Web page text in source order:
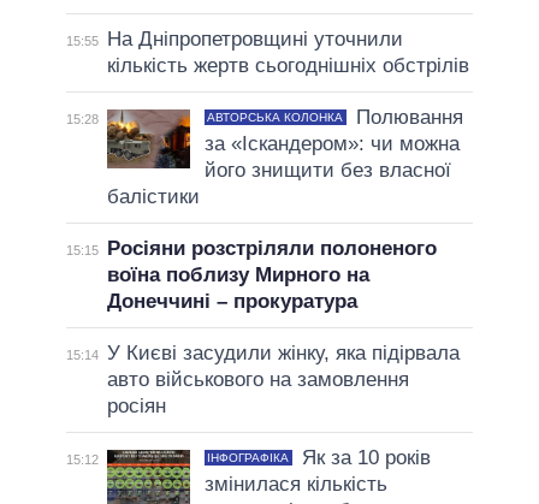
15:55
На Дніпропетровщині уточнили
кількість жертв сьогоднішніх обстрілів
15:28 АВТОРСЬКА КОЛОНКА
Полювання
за «Іскандером»: чи можна
його знищити без власної
балістики
15:15
Росіяни розстріляли полоненого
воїна поблизу Мирного на
Донеччині – прокуратура
15:14 У Києві засудили жінку, яка підірвала
авто військового на замовлення
росіян
15:12 ІНФОГРАФІКА
Як за 10 років
змінилася кількість